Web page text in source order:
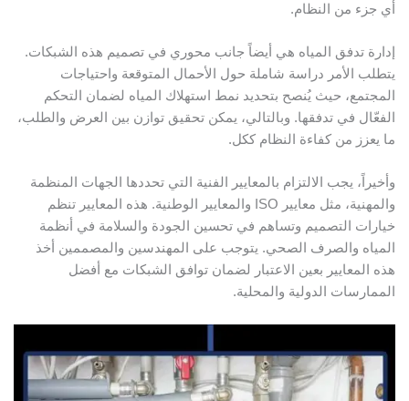
أي جزء من النظام.
إدارة تدفق المياه هي أيضاً جانب محوري في تصميم هذه الشبكات.
يتطلب الأمر دراسة شاملة حول الأحمال المتوقعة واحتياجات
المجتمع، حيث يُنصح بتحديد نمط استهلاك المياه لضمان التحكم
الفعّال في تدفقها. وبالتالي، يمكن تحقيق توازن بين العرض والطلب،
ما يعزز من كفاءة النظام ككل.
وأخيراً، يجب الالتزام بالمعايير الفنية التي تحددها الجهات المنظمة
والمهنية، مثل معايير ISO والمعايير الوطنية. هذه المعايير تنظم
خيارات التصميم وتساهم في تحسين الجودة والسلامة في أنظمة
المياه والصرف الصحي. يتوجب على المهندسين والمصممين أخذ
هذه المعايير بعين الاعتبار لضمان توافق الشبكات مع أفضل
الممارسات الدولية والمحلية.